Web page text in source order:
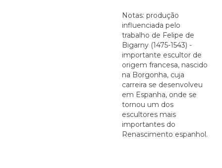
Notas: produção
influenciada pelo
trabalho de Felipe de
Bigarny (1475-1543) -
importante escultor de
origem francesa, nascido
na Borgonha, cuja
carreira se desenvolveu
em Espanha, onde se
tornou um dos
escultores mais
importantes do
Renascimento espanhol.